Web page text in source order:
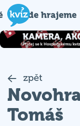
Kde hrajeme
zpět
Tomáš